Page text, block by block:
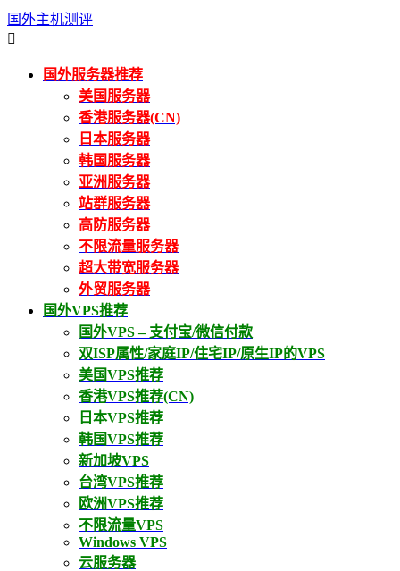
国外主机测评

国外服务器推荐
美国服务器
香港服务器(CN)
日本服务器
韩国服务器
亚洲服务器
站群服务器
高防服务器
不限流量服务器
超大带宽服务器
外贸服务器
国外VPS推荐
国外VPS – 支付宝/微信付款
双ISP属性/家庭IP/住宅IP/原生IP的VPS
美国VPS推荐
香港VPS推荐(CN)
日本VPS推荐
韩国VPS推荐
新加坡VPS
台湾VPS推荐
欧洲VPS推荐
不限流量VPS
Windows VPS
云服务器